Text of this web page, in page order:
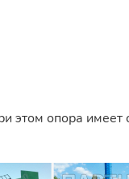
опора имеет